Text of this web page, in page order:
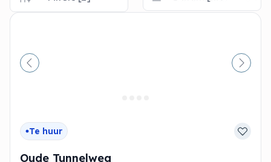
Vorige
Te huur
Oude Tunnelweg